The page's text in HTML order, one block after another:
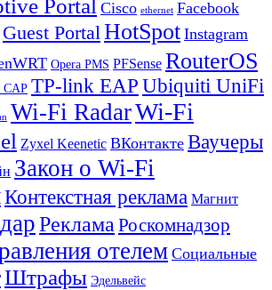
Portal Cisco ethernet Facebook
Guest Portal HotSpot Instagram
Opera PMS PFSense RouterOS
TP-link EAP Ubiquiti UniFi
Wi-Fi RadarWi-Fi
Zyxel Keenetic ВКонтакте Ваучеры
Закон о Wi-Fi
Контекстная реклама Магнит
Реклама Роскомнадзор
отелем Социальные
Штрафы Эдельвейс